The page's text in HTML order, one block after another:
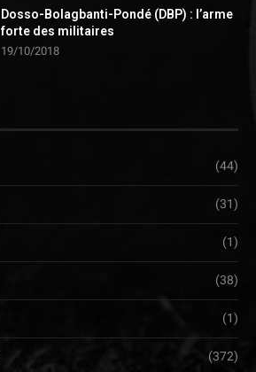
Dosso-Bolagbanti-Pondé (DBP) : l’arme
forte des militaires
19/10/2018
(44)
(31)
(1)
(38)
(1)
(372)